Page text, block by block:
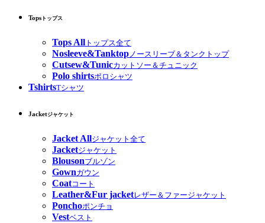
Tops トップス
Tops All トップス全て
Nosleeve&Tanktopノースリーブ＆タンクトップ
Cutsew&Tunicカットソー＆チュニック
Polo shirtsポロシャツ
TshirtsTシャツ
Jacketジャケット
Jacket Allジャケット全て
Jacketジャケット
Blousonブルゾン
Gownガウン
Coatコート
Leather&Fur jacketレザー＆ファージャケット
Ponchoポンチョ
Vestベスト